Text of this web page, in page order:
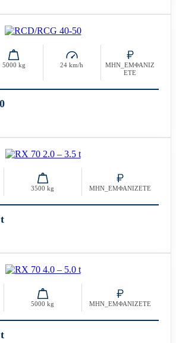
5000 kg 24 km/h
ΜΗΝ_ΕΜΦΑΝΙΖ
ΕΤΕ
3500 kg ΜΗΝ_ΕΜΦΑΝΙΖΕΤΕ
5000 kg ΜΗΝ_ΕΜΦΑΝΙΖΕΤΕ